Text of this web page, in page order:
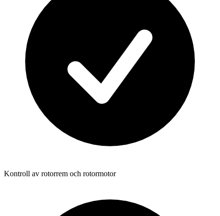
Kontroll av rotorrem och rotormotor